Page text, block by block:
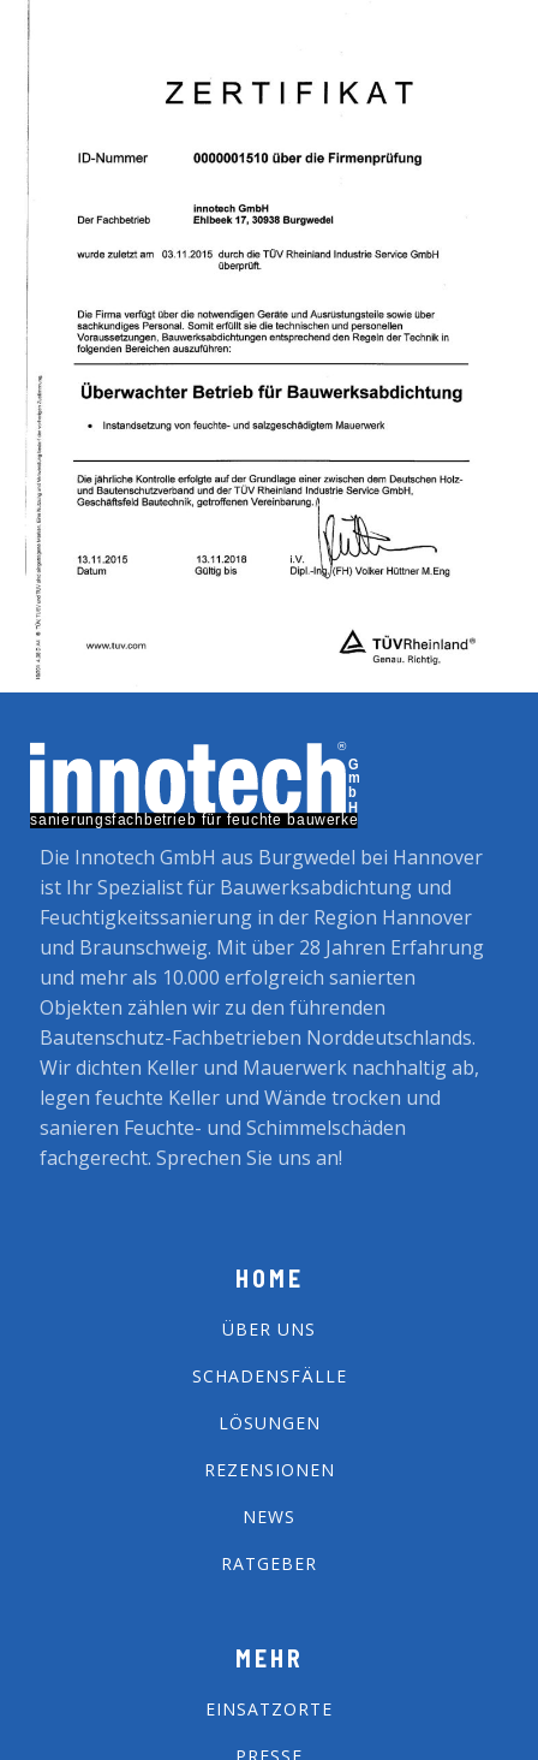
Die Innotech GmbH aus Burgwedel bei Hannover
ist Ihr Spezialist für Bauwerksabdichtung und
Feuchtigkeitssanierung in der Region Hannover
und Braunschweig. Mit über 28 Jahren Erfahrung
und mehr als 10.000 erfolgreich sanierten
Objekten zählen wir zu den führenden
Bautenschutz-Fachbetrieben Norddeutschlands.
Wir dichten Keller und Mauerwerk nachhaltig ab,
legen feuchte Keller und Wände trocken und
sanieren Feuchte- und Schimmelschäden
fachgerecht. Sprechen Sie uns an!
HOME
ÜBER UNS
SCHADENSFÄLLE
LÖSUNGEN
REZENSIONEN
NEWS
RATGEBER
MEHR
EINSATZORTE